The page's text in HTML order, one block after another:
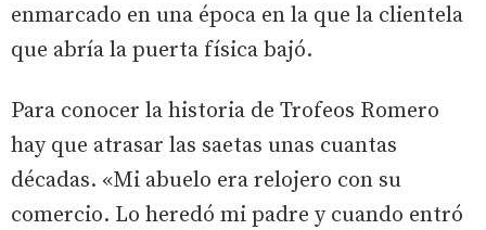
enmarcado en una época en la que la clientela
que abría la puerta física bajó.
Para conocer la historia de Trofeos Romero
hay que atrasar las saetas unas cuantas
décadas. «Mi abuelo era relojero con su
comercio. Lo heredó mi padre y cuando entró